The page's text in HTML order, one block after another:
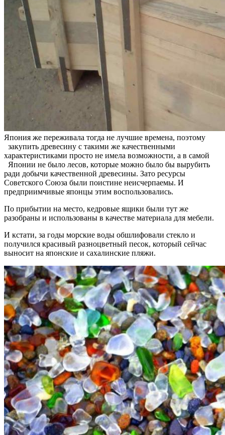
Япония же переживала тогда не лучшие времена, поэтому
закупить древесину с такими же качественными
характеристиками просто не имела возможности, а в самой
Японии не было лесов, которые можно было бы вырубить
ради добычи качественной древесины. Зато ресурсы
Советского Союза были поистине неисчерпаемы. И
предприимчивые японцы этим воспользовались.
По прибытии на место, кедровые ящики были тут же
разобраны и использованы в качестве материала для мебели.
И кстати, за годы морские воды обшлифовали стекло и
получился красивый разноцветный песок, который сейчас
выносит на японские и сахалинские пляжи.